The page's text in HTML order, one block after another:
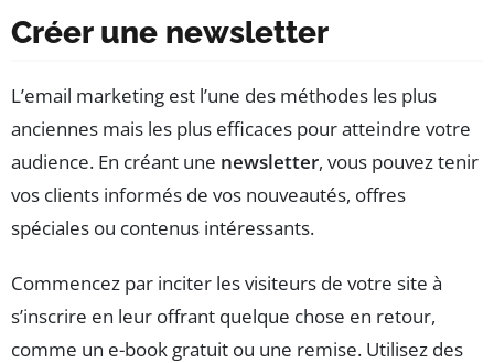
Créer une newsletter
L’email marketing est l’une des méthodes les plus
anciennes mais les plus efficaces pour atteindre votre
audience. En créant une newsletter, vous pouvez tenir
vos clients informés de vos nouveautés, offres
spéciales ou contenus intéressants.
Commencez par inciter les visiteurs de votre site à
s’inscrire en leur offrant quelque chose en retour,
comme un e-book gratuit ou une remise. Utilisez des